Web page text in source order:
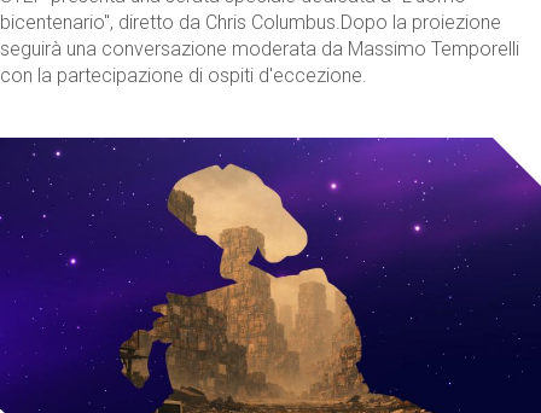
bicentenario", diretto da Chris Columbus.Dopo la proiezione
seguirà una conversazione moderata da Massimo Temporelli
con la partecipazione di ospiti d'eccezione.